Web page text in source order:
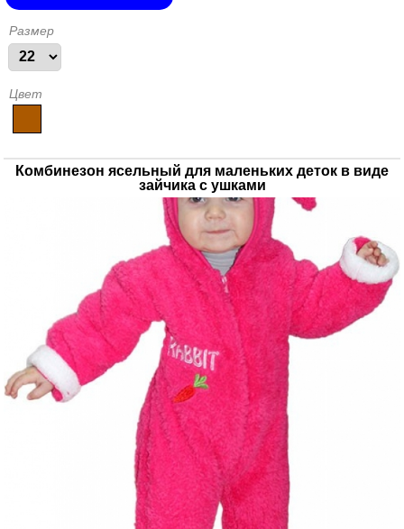
Размер
Цвет
Комбинезон ясельный для маленьких деток в виде
зайчика с ушками